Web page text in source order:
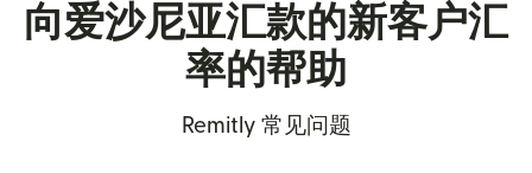
向爱沙尼亚汇款的新客户汇
率的帮助
Remitly 常见问题